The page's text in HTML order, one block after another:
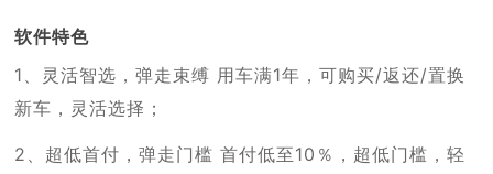
软件特色
1、灵活智选，弹走束缚 用车满1年，可购买/返还/置换
新车，灵活选择；
2、超低首付，弹走门槛 首付低至10％，超低门槛，轻